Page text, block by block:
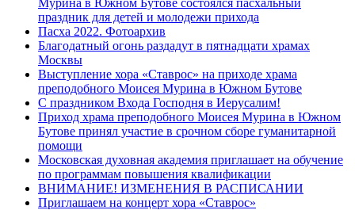
праздник для детей и молодежи прихода
Пасха 2022. Фотоархив
Благодатный огонь раздадут в пятнадцати храмах
Москвы
Выступление хора «Ставрос» на приходе храма
преподобного Моисея Мурина в Южном Бутове
С праздником Входа Господня в Иерусалим!
Приход храма преподобного Моисея Мурина в Южном
Бутове принял участие в срочном сборе гуманитарной
помощи
Московская духовная академия приглашает на обучение
по программам повышения квалификации
ВНИМАНИЕ! ИЗМЕНЕНИЯ В РАСПИСАНИИ
Приглашаем на концерт хора «Ставрос»